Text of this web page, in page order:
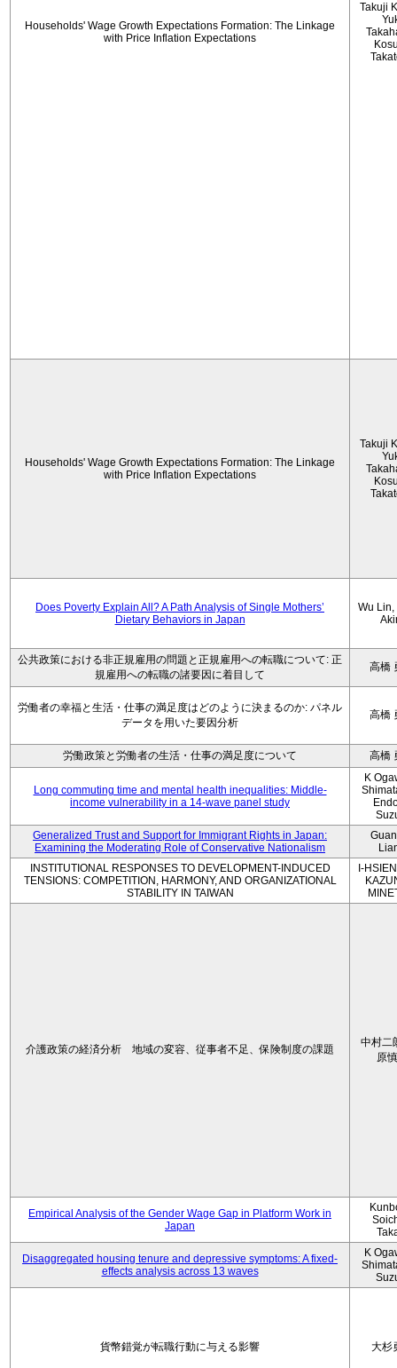
Households' Wage Growth Expectations Formation: The Linkage
with Price Inflation Expectations
Takuji
Households' Wage Growth Expectations Formation: The Linkage
with Price Inflation Expectations
Takuji
Does Poverty Explain All? A Path Analysis of Single Mothers’
Dietary Behaviors in Japan
Wu Lin,
公共政策における非正規雇用の問題と正規雇用への転職について: 正
規雇用への転職の諸要因に着目して
高橋
労働者の幸福と生活・仕事の満足度はどのように決まるのか: パネル
データを用いた要因分析
高橋
労働政策と労働者の生活・仕事の満足度について 高橋
Long commuting time and mental health inequalities: Middle-
income vulnerability in a 14-wave panel study
K
Generalized Trust and Support for Immigrant Rights in Japan:
Examining the Moderating Role of Conservative Nationalism
INSTITUTIONAL RESPONSES TO DEVELOPMENT-INDUCED
TENSIONS: COMPETITION, HARMONY, AND ORGANIZATIONAL
STABILITY IN TAIWAN
I-
介護政策の経済分析 地域の変容、従事者不足、保険制度の課題
中村二
原
Empirical Analysis of the Gender Wage Gap in Platform Work in
Japan
Disaggregated housing tenure and depressive symptoms: A fixed-
effects analysis across 13 waves
K
貨幣錯覚が転職行動に与える影響 大杉